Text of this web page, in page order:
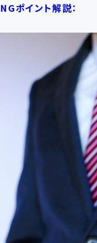
こだわり条件
NGポイント解説：